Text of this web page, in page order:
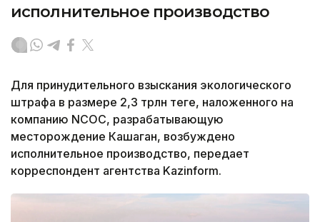
исполнительное производство
Для принудительного взыскания экологического
штрафа в размере 2,3 трлн теңге, наложенного на
компанию NCOC, разрабатывающую
месторождение Кашаган, возбуждено
исполнительное производство, передает
корреспондент агентства Kazinform.